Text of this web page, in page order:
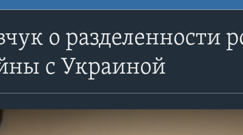
о разделенности
с Украиной